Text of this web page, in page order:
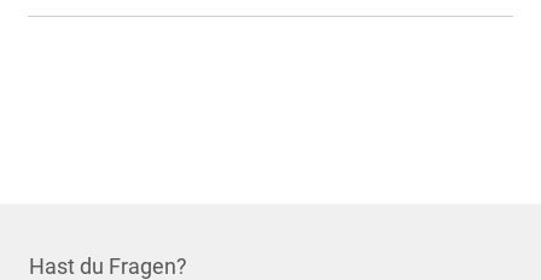
Hast du Fragen?